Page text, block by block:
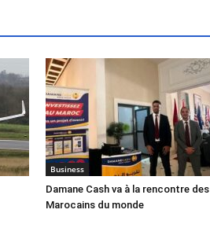
Business
Damane Cash va à la rencontre des
Marocains du monde